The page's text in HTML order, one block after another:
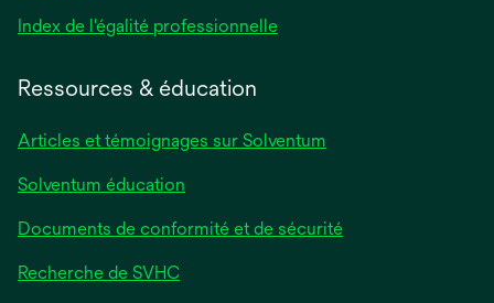
Index de l'égalité professionnelles’ouvre
onglet
Ressources & éducation
Articles et témoignages sur Solventum
Solventum éducation
Documents de conformité et de sécurité
Recherche de SVHC